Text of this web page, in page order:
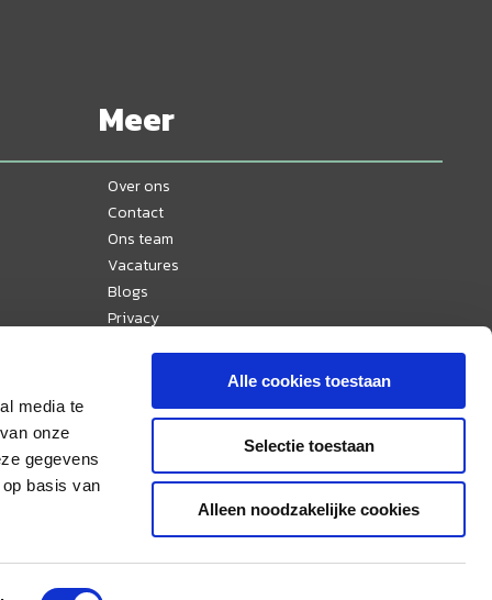
media te
onze
gegevens
basis van
Alle cookies toestaan
Selectie toestaan
Alleen noodzakelijke cookies
Meer
Over ons
Contact
Ons team
Vacatures
Blogs
Privacy
Ervaringen
Sitemap
Aangesloten bij & lid van: